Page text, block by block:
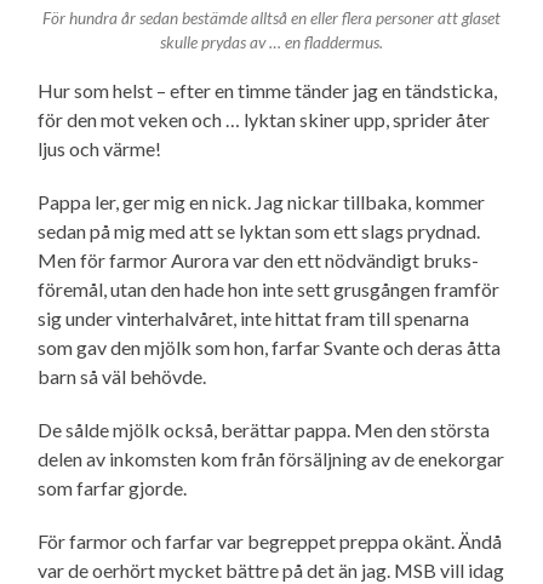
För hundra år sedan bestämde alltså en eller flera personer att glaset
skulle prydas av … en fladdermus.
Hur som helst – efter en timme tänder jag en tändsticka,
för den mot veken och … lyktan skiner upp, sprider åter
ljus och värme!
Pappa ler, ger mig en nick. Jag nickar tillbaka, kommer
sedan på mig med att se lyktan som ett slags prydnad.
Men för farmor Aurora var den ett nödvändigt bruks­
föremål, utan den hade hon inte sett grusgången framför
sig under vinter­halvåret, inte hittat fram till spenarna
som gav den mjölk som hon, farfar Svante och deras åtta
barn så väl behövde.
De sålde mjölk också, berättar pappa. Men den största
delen av inkomsten kom från försäljning av de enekorgar
som farfar gjorde.
För farmor och farfar var begreppet preppa okänt. Ändå
var de oerhört mycket bättre på det än jag. MSB vill idag